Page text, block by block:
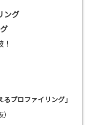
ング
るプロファイリング」